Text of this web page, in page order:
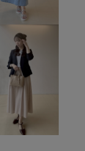
こなれ感
さらりとした
ース
シボ感
ス
ナイロン